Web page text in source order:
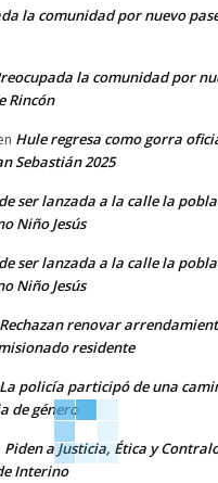
la comunidad por nuevo
la comunidad por
Rincón
Hule regresa como gorra
Sebastián 2025
ser lanzada a la calle la
Niño Jesús
ser lanzada a la calle la
Niño Jesús
Rechazan renovar
residente
La policía participó de una
de género
Piden a Justicia, Ética y
Interino